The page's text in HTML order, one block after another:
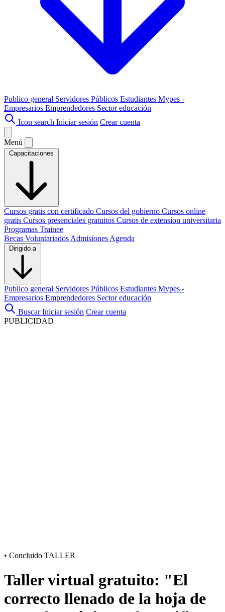
Publico general Servidores Públicos Estudiantes Mypes -
Empresarios Emprendedores Sector educación
Icon search Iniciar sesión Crear cuenta
Menú
Capacitaciones
Cursos gratis con certificado Cursos del gobierno Cursos online
gratis Cursos presenciales gratuitos Cursos de extension universitaria
Programas Trainee
Becas Voluntariados Admisiones Agenda
Dirigido a
Publico general Servidores Públicos Estudiantes Mypes -
Empresarios Emprendedores Sector educación
Buscar Iniciar sesión Crear cuenta
PUBLICIDAD
• Concluido TALLER
Taller virtual gratuito: "El
correcto llenado de la hoja de